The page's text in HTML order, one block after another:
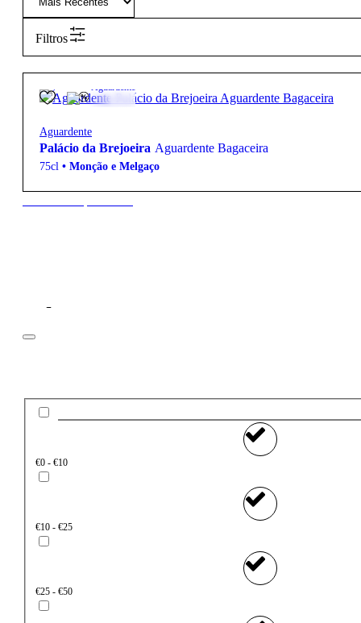
Filtros
Aguardente
Aguardente
Palácio da Brejoeira Aguardente Bagaceira
75cl • Monção e Melgaço
Filtros
€0 - €10
€10 - €25
€25 - €50